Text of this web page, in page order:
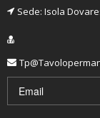
Sede: Isola